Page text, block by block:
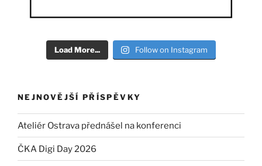
Load More... Follow on Instagram
NEJNOVĚJŠÍ PŘÍSPĚVKY
Ateliér Ostrava přednášel na konferenci
ČKA Digi Day 2026